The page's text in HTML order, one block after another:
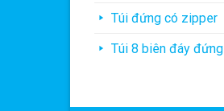
Túi đứng có zipper
Túi 8 biên đáy đứng